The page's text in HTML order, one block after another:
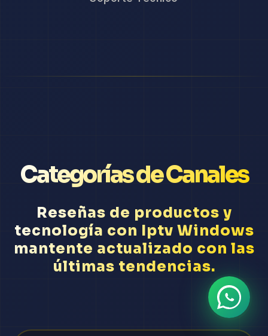
Categorías de Canales
Reseñas de productos y
tecnología con Iptv Windows
mantente actualizado con las
últimas tendencias.